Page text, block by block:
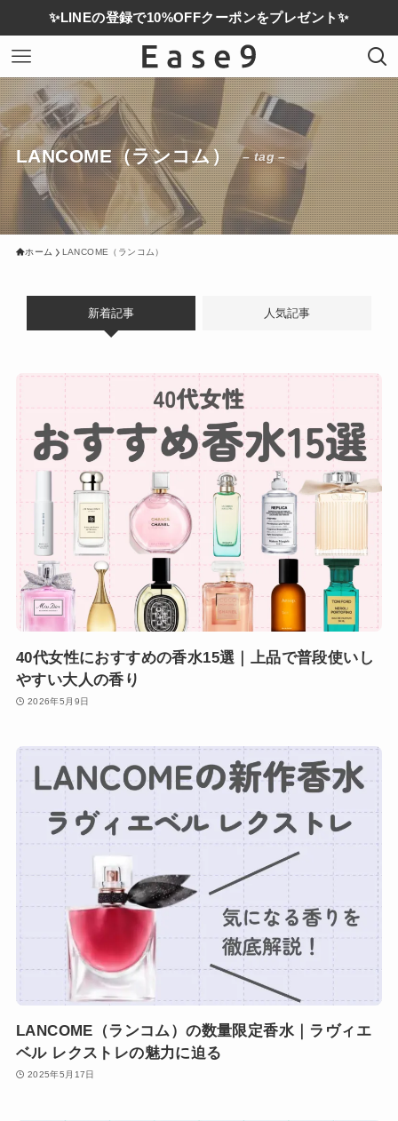
✨LINEの登録で10%OFFクーポンをプレゼント✨
LANCOME（ランコム） – tag –
ホーム LANCOME（ランコム）
新着記事 人気記事
40代女性におすすめの香水15選｜上品で普段使いし
やすい大人の香り
2026年5月9日
LANCOME（ランコム）の数量限定香水｜ラヴィエ
ベル レクストレの魅力に迫る
2025年5月17日